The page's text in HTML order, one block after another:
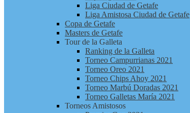
Liga Ciudad de Getafe
Liga Amistosa Ciudad de Getafe
Copa de Getafe
Masters de Getafe
Tour de la Galleta
Ranking de la Galleta
Torneo Campurrianas 2021
Torneo Oreo 2021
Torneo Chips Ahoy 2021
Torneo Marbú Doradas 2021
Torneo Galletas María 2021
Torneos Amistosos